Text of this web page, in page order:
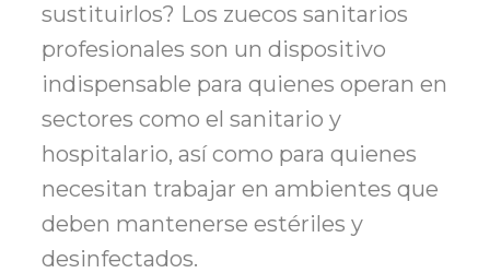
sustituirlos? Los zuecos sanitarios
profesionales son un dispositivo
indispensable para quienes operan en
sectores como el sanitario y
hospitalario, así como para quienes
necesitan trabajar en ambientes que
deben mantenerse estériles y
desinfectados.